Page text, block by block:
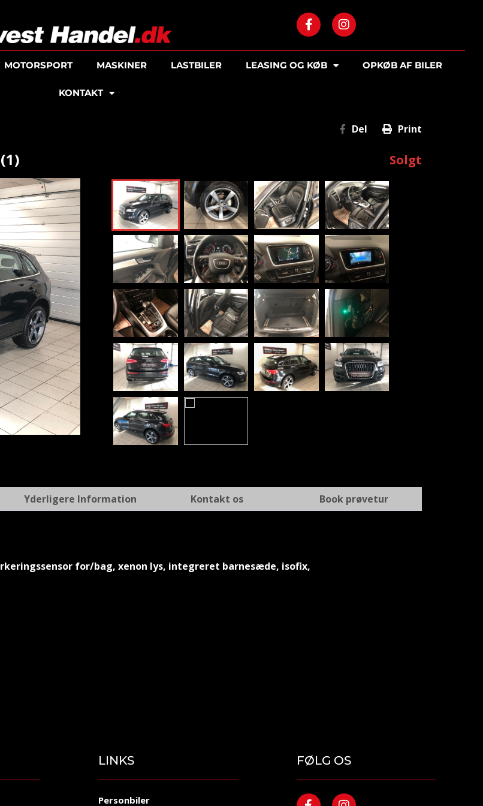
MOTORSPORT MASKINER LASTBILER LEASING OG KØB OPKØB AF BILER
KONTAKT
Del Print
Solgt
Yderligere Information Kontakt os Book prøvetur
for/bag, xenon lys, integreret barnesæde, isofix,
LINKS
Personbiler
FØLG OS